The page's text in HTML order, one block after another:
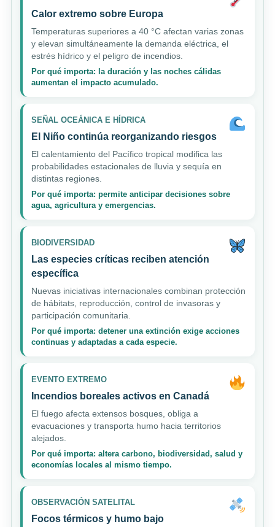
Calor extremo sobre Europa
Temperaturas superiores a 40 °C afectan varias zonas
y elevan simultáneamente la demanda eléctrica, el
estrés hídrico y el peligro de incendios.
Por qué importa: la duración y las noches cálidas
aumentan el impacto acumulado.
SEÑAL OCEÁNICA E HÍDRICA
El Niño continúa reorganizando riesgos
El calentamiento del Pacífico tropical modifica las
probabilidades estacionales de lluvia y sequía en
distintas regiones.
Por qué importa: permite anticipar decisiones sobre
agua, agricultura y emergencias.
BIODIVERSIDAD
Las especies críticas reciben atención
específica
Nuevas iniciativas internacionales combinan protección
de hábitats, reproducción, control de invasoras y
participación comunitaria.
Por qué importa: detener una extinción exige acciones
continuas y adaptadas a cada especie.
EVENTO EXTREMO
Incendios boreales activos en Canadá
El fuego afecta extensos bosques, obliga a
evacuaciones y transporta humo hacia territorios
alejados.
Por qué importa: altera carbono, biodiversidad, salud y
economías locales al mismo tiempo.
OBSERVACIÓN SATELITAL
Focos térmicos y humo bajo